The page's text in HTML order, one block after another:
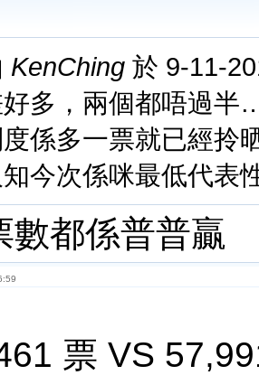
KenChing於 9-11-
多，兩個都唔過半
係多一票就已經拎
今次係咪最低代表
數都係普普贏
票 VS